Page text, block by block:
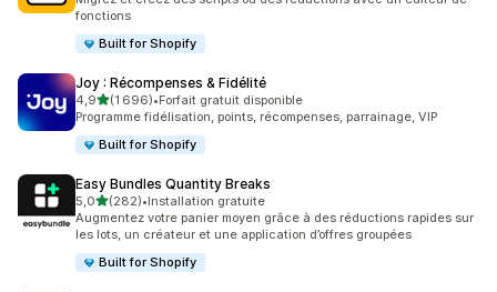
fonctions
Built for Shopify
Joy : Récompenses & Fidélité
4,9étoile(s) sur 5
(1 696)
1696 avis au total
•Forfait gratuit disponible
Programme fidélisation, points, récompenses, parrainage, VIP
Built for Shopify
Easy Bundles Quantity Breaks
5,0étoile(s) sur 5
(282)
282 avis au total
•Installation gratuite
Augmentez votre panier moyen grâce à des réductions rapides sur
les lots, un créateur et une application d’offres groupées
Built for Shopify